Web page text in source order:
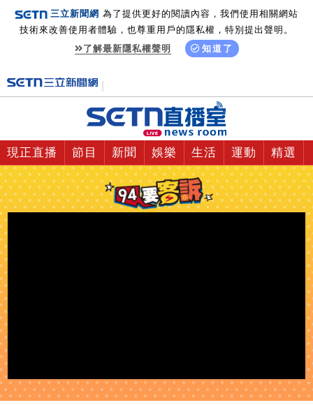
三立新聞網 為了提供更好的閱讀內容，我們使用相關網站
技術來改善使用者體驗，也尊重用戶的隱私權，特別提出聲明。
了解最新隱私權聲明
知道了
現正直播 節目 新聞 娛樂 生活 運動 精選